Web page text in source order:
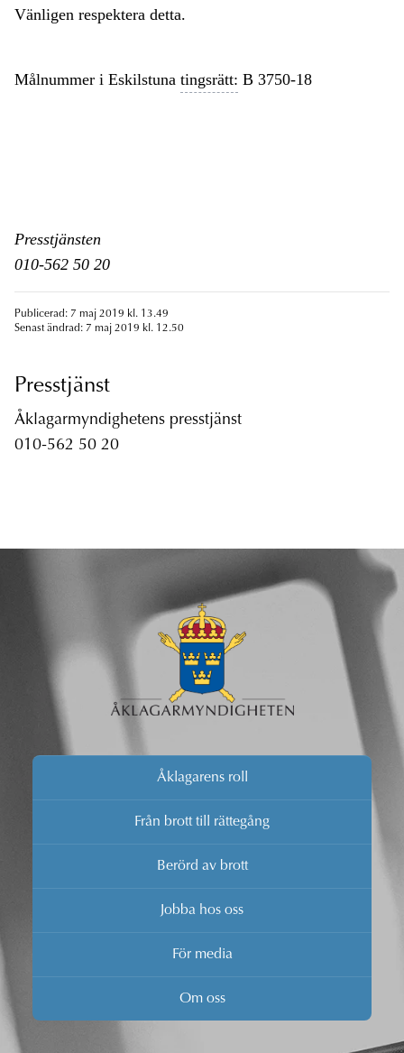
Vänligen respektera detta.
Målnummer i Eskilstuna tingsrätt: B 3750-18
Presstjänsten
010-562 50 20
Publicerad: 7 maj 2019 kl. 13.49
Senast ändrad: 7 maj 2019 kl. 12.50
Presstjänst
Åklagarmyndighetens presstjänst
010-562 50 20
Åklagarens roll
Från brott till rättegång
Berörd av brott
Jobba hos oss
För media
Om oss